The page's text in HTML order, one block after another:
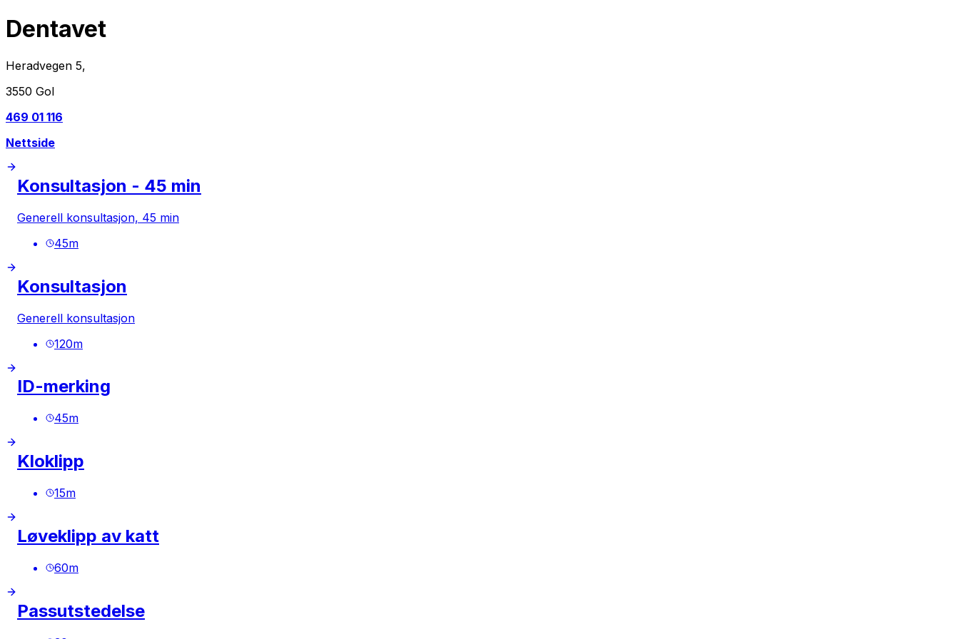
Dentavet
Heradvegen 5,
3550 Gol
469 01 116
Nettside
Konsultasjon - 45 min
Generell konsultasjon, 45 min
45m
Konsultasjon
Generell konsultasjon
120m
ID-merking
45m
Kloklipp
15m
Løveklipp av katt
60m
Passutstedelse